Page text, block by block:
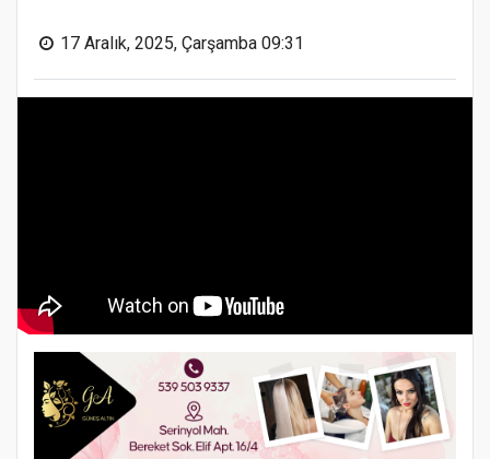
17 Aralık, 2025, Çarşamba 09:31